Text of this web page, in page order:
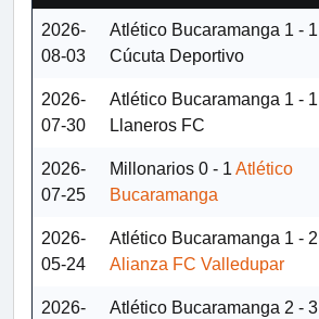
2026-
08-03
Atlético Bucaramanga 1 - 1
Cúcuta Deportivo
2026-
07-30
Atlético Bucaramanga 1 - 1
Llaneros FC
2026-
07-25
Millonarios 0 - 1 Atlético
Bucaramanga
2026-
05-24
Atlético Bucaramanga 1 - 2
Alianza FC Valledupar
2026-
Atlético Bucaramanga 2 - 3